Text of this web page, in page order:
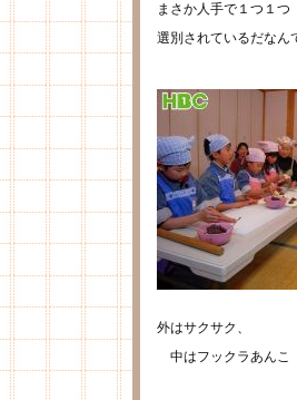
まさか人手で１つ１つ
選別されているだなん
外はサクサク、
中はフックラあん